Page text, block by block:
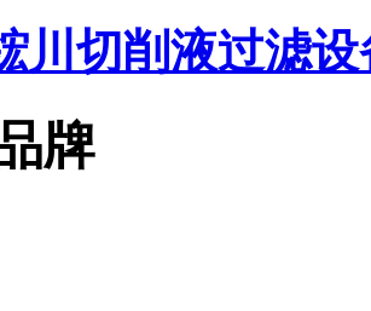
川切削液过滤设
牌